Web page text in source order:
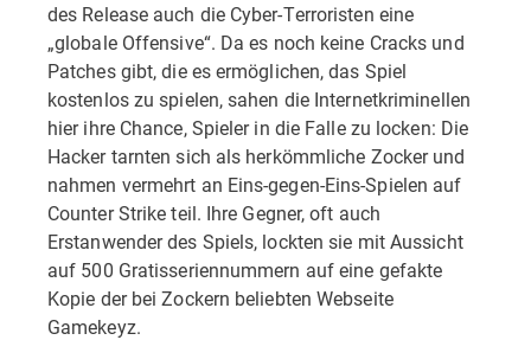
des Release auch die Cyber-Terroristen eine
„globale Offensive“. Da es noch keine Cracks und
Patches gibt, die es ermöglichen, das Spiel
kostenlos zu spielen, sahen die Internetkriminellen
hier ihre Chance, Spieler in die Falle zu locken: Die
Hacker tarnten sich als herkömmliche Zocker und
nahmen vermehrt an Eins-gegen-Eins-Spielen auf
Counter Strike teil. Ihre Gegner, oft auch
Erstanwender des Spiels, lockten sie mit Aussicht
auf 500 Gratisseriennummern auf eine gefakte
Kopie der bei Zockern beliebten Webseite
Gamekeyz.